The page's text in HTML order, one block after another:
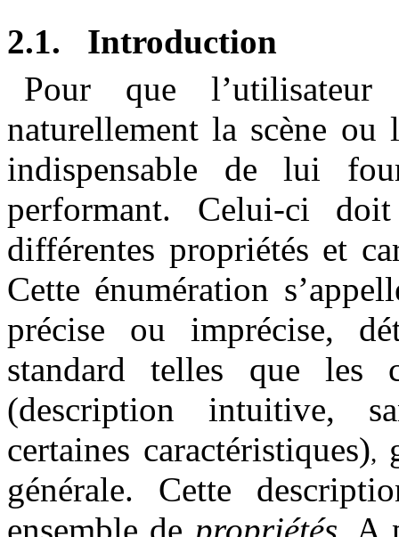
2.1.
Introduction
Pour que
naturellement la scène ou
indispensable de lui
performant. Celui-ci
différentes propriétés et
Cette énumération
précise ou imprécise,
standard telles que les
(description intuitive,
certaines caractéristiques),
générale. Cette